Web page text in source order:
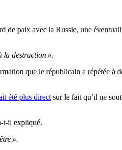
de paix avec la Russie, une
la destruction ».
que le républicain a répétée à
été plus direct sur le fait qu’il ne
t-il expliqué.
».